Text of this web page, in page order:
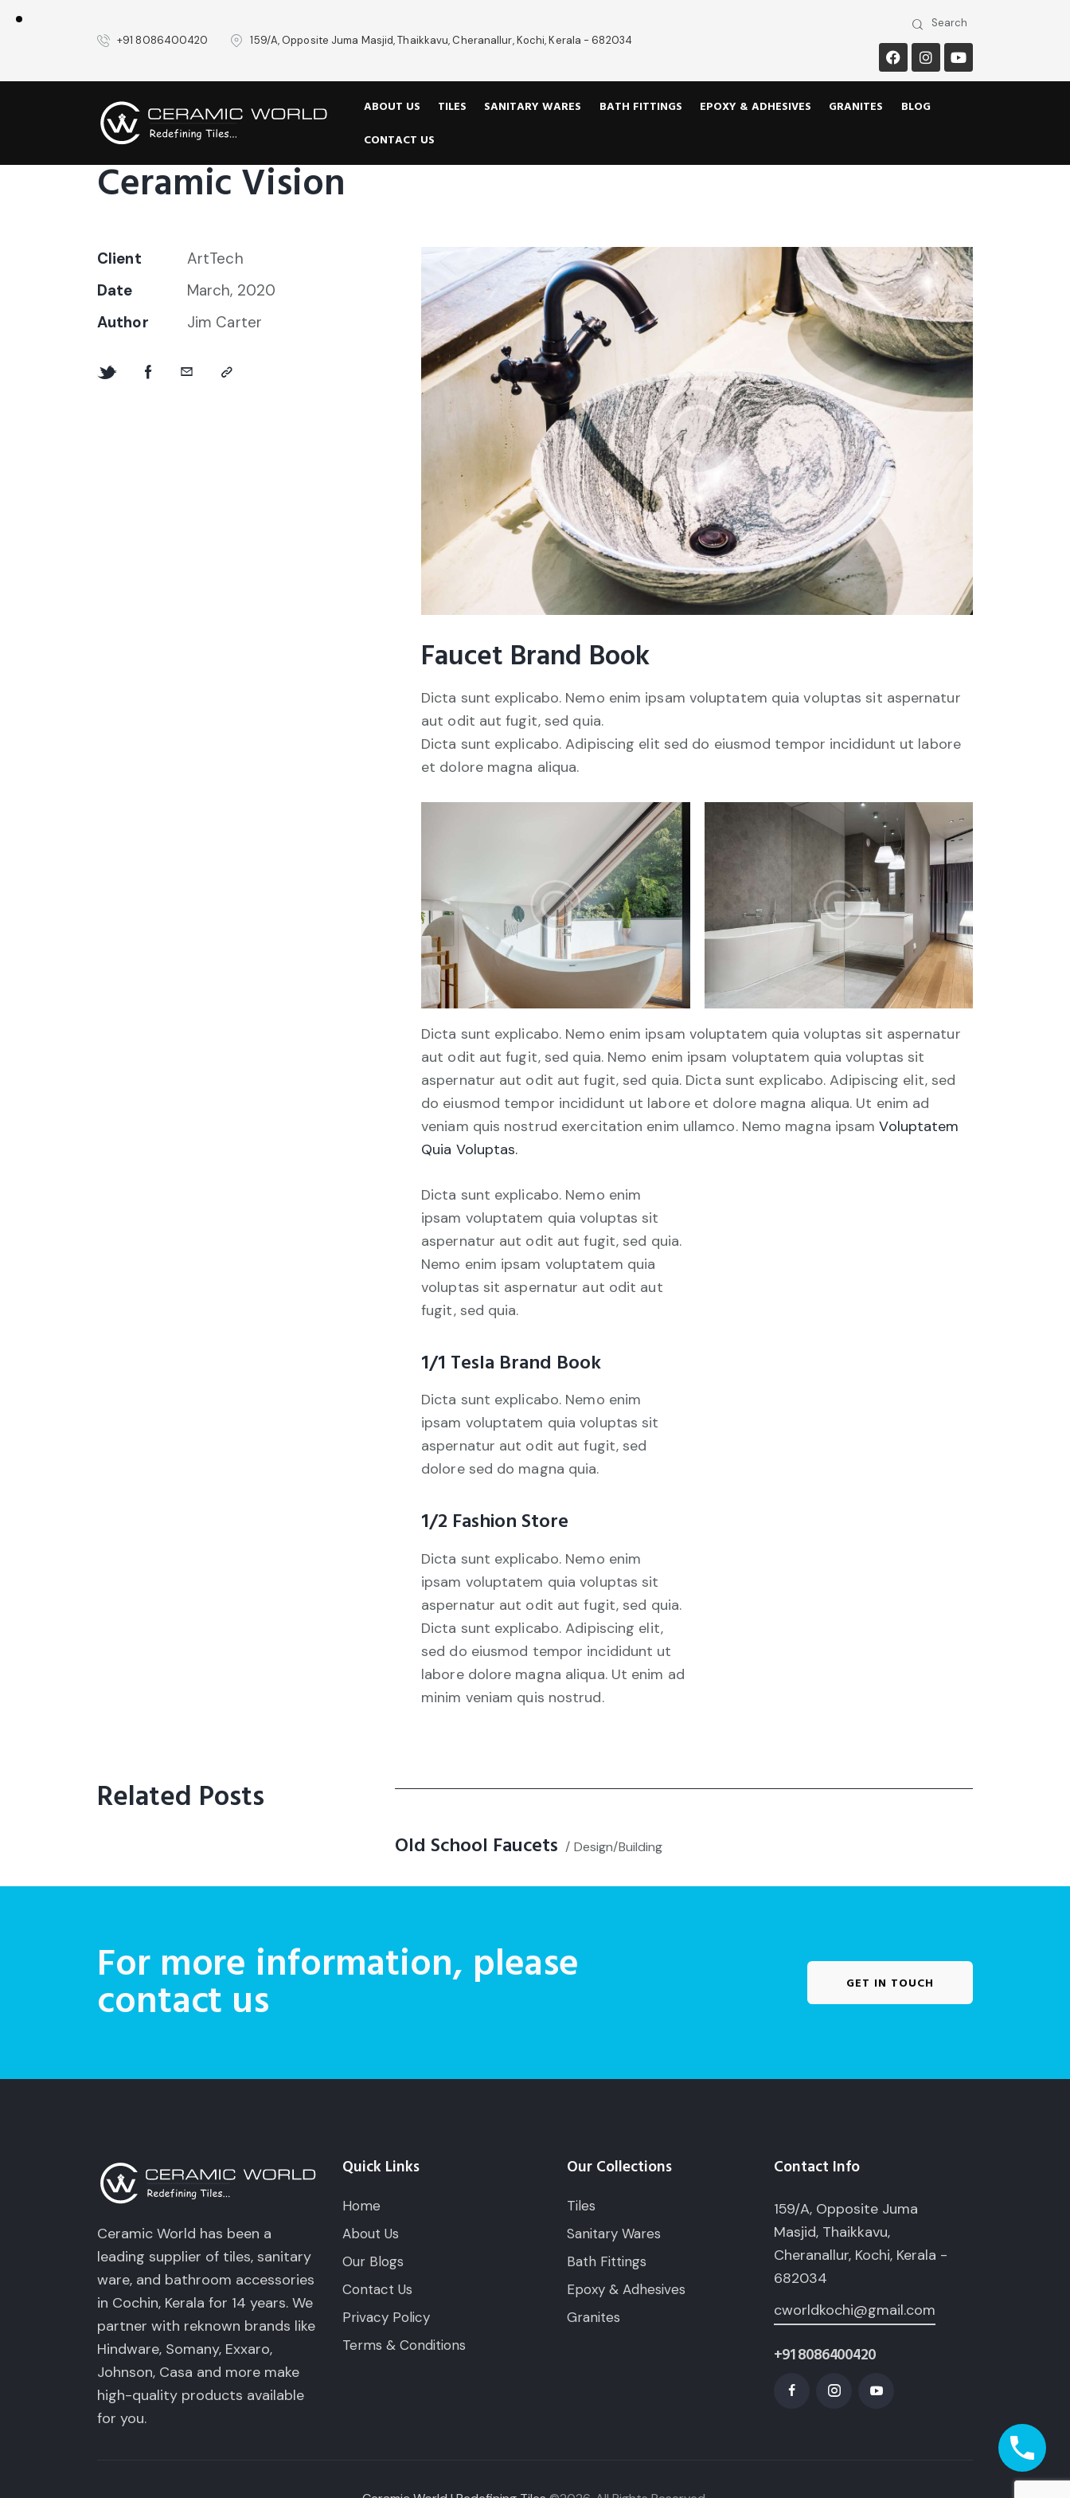
+91 8086400420 159/A, Opposite Juma Masjid, Thaikkavu, Cheranallur, Kochi, Kerala - 682034
ABOUT US TILES SANITARY WARES BATH FITTINGS EPOXY & ADHESIVES GRANITES BLOG
CONTACT US
Ceramic Vision
Client
ArtTech
Date
March, 2020
Author
Jim Carter
Faucet Brand Book
Dicta sunt explicabo. Nemo enim ipsam voluptatem quia voluptas sit aspernatur
aut odit aut fugit, sed quia.
Dicta sunt explicabo. Adipiscing elit sed do eiusmod tempor incididunt ut labore
et dolore magna aliqua.
Dicta sunt explicabo. Nemo enim ipsam voluptatem quia voluptas sit aspernatur
aut odit aut fugit, sed quia. Nemo enim ipsam voluptatem quia voluptas sit
aspernatur aut odit aut fugit, sed quia. Dicta sunt explicabo. Adipiscing elit, sed
do eiusmod tempor incididunt ut labore et dolore magna aliqua. Ut enim ad
veniam quis nostrud exercitation enim ullamco. Nemo magna ipsamVoluptatem
Quia Voluptas.
Dicta sunt explicabo. Nemo enim
ipsam voluptatem quia voluptas sit
aspernatur aut odit aut fugit, sed quia.
Nemo enim ipsam voluptatem quia
voluptas sit aspernatur aut odit aut
fugit, sed quia.
1/1 Tesla Brand Book
Dicta sunt explicabo. Nemo enim
ipsam voluptatem quia voluptas sit
aspernatur aut odit aut fugit, sed
dolore sed do magna quia.
1/2 Fashion Store
Dicta sunt explicabo. Nemo enim
ipsam voluptatem quia voluptas sit
aspernatur aut odit aut fugit, sed quia.
Dicta sunt explicabo. Adipiscing elit,
sed do eiusmod tempor incididunt ut
labore dolore magna aliqua. Ut enim ad
minim veniam quis nostrud.
Related Posts
Design/Building
Old School Faucets
For more information, please
contact us GET IN TOUCH
Ceramic World has been a
leading supplier of tiles, sanitary
ware, and bathroom accessories
in Cochin, Kerala for 14 years. We
partner with reknown brands like
Hindware, Somany, Exxaro,
Johnson, Casa and more make
high-quality products available
for you.
Quick Links
Home
About Us
Our Blogs
Contact Us
Privacy Policy
Terms & Conditions
Our Collections
Tiles
Sanitary Wares
Bath Fittings
Epoxy & Adhesives
Granites
Contact Info
159/A, Opposite Juma
Masjid, Thaikkavu,
Cheranallur, Kochi, Kerala -
682034
cworldkochi@gmail.com
+91 8086400420